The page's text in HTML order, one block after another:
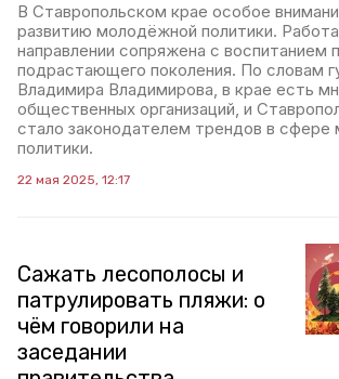
В Ставропольском крае особое
развитию молодёжной политики.
направлении сопряжена с воспитанием
подрастающего поколения. По словам
Владимира Владимирова, в крае есть
общественных организаций, и
стало законодателем трендов в
политики.
22 мая 2025, 12:17
Сажать лесополосы и
патрулировать пляжи: о
чём говорили на
заседании